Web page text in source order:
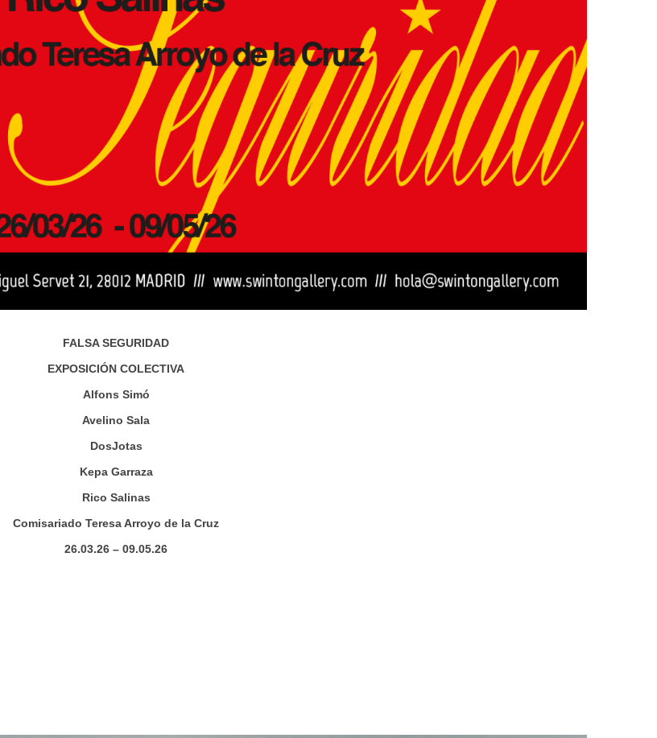
FALSA SEGURIDAD
EXPOSICIÓN COLECTIVA
Alfons Simó
Avelino Sala
DosJotas
Kepa Garraza
Rico Salinas
Comisariado Teresa Arroyo de la Cruz
26.03.26 – 09.05.26